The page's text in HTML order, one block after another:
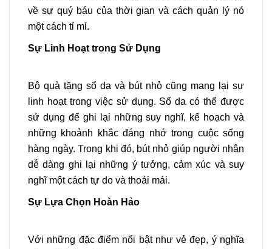
về sự quý báu của thời gian và cách quản lý nó
một cách tỉ mỉ.
Sự Linh Hoạt trong Sử Dụng
Bộ quà tặng sổ da và bút nhỏ cũng mang lại sự
linh hoạt trong việc sử dụng. Sổ da có thể được
sử dụng để ghi lại những suy nghĩ, kế hoạch và
những khoảnh khắc đáng nhớ trong cuộc sống
hàng ngày. Trong khi đó, bút nhỏ giúp người nhận
dễ dàng ghi lại những ý tưởng, cảm xúc và suy
nghĩ một cách tự do và thoải mái.
Sự Lựa Chọn Hoàn Hảo
Với những đặc điểm nổi bật như vẻ đẹp, ý nghĩa